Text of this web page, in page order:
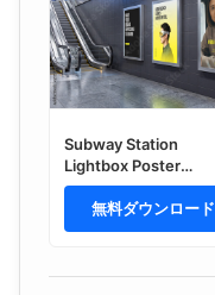
Subway Station
Lightbox Poster
Billboard Mockup
無料ダウンロード